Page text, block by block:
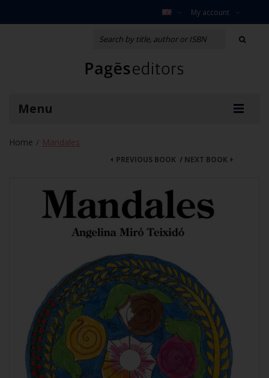
My account
Menu
Home / Mandales
NEXT BOOK
PREVIOUS BOOK /